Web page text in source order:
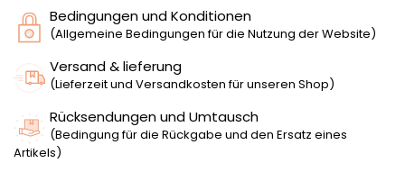
Bedingungen und Konditionen
(Allgemeine Bedingungen für die Nutzung der Website)
Versand & lieferung
(Lieferzeit und Versandkosten für unseren Shop)
Rücksendungen und Umtausch
(Bedingung für die Rückgabe und den Ersatz eines
Artikels)